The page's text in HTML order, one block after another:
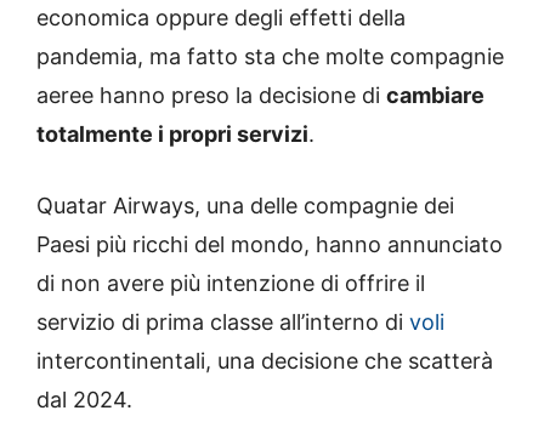
economica oppure degli effetti della
pandemia, ma fatto sta che molte compagnie
aeree hanno preso la decisione di cambiare
totalmente i propri servizi.
Quatar Airways, una delle compagnie dei
Paesi più ricchi del mondo, hanno annunciato
di non avere più intenzione di offrire il
servizio di prima classe all’interno di voli
intercontinentali, una decisione che scatterà
dal 2024.